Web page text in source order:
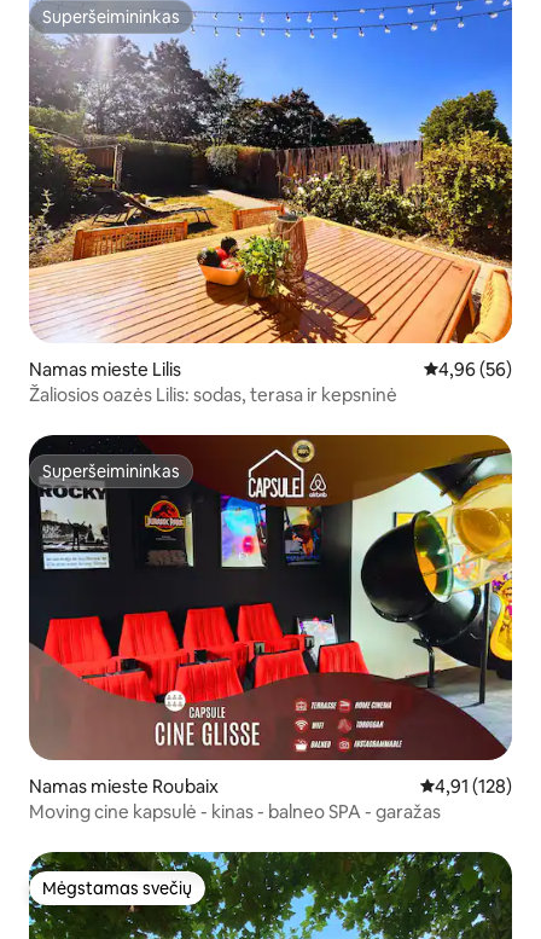
Superšeimininkas
Superšeimininkas
Namas mieste Lilis Vidutinis
4,96 (56)
Žaliosios oazės Lilis: sodas, terasa ir kepsninė
Superšeimininkas
Superšeimininkas
Namas mieste Roubaix Vidutinis
4,91 (128)
Moving cine kapsulė - kinas - balneo SPA - garažas
Mėgstamas svečių
Mėgstamas svečių